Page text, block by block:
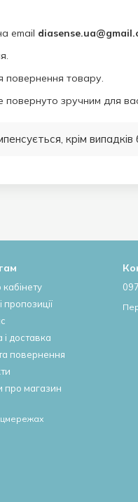
email
повернення товару.
повернуто зручним для
крім
кабінету
пропозиції
і доставка
повернення
про магазин